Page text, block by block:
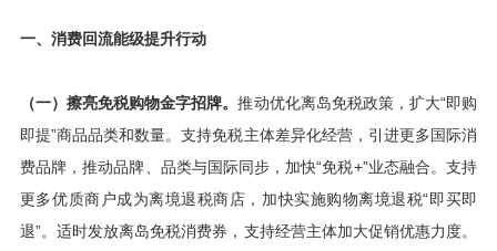
一、消费回流能级提升行动
（一）擦亮免税购物金字招牌。推动优化离岛免税政策，扩大“即购
即提”商品品类和数量。支持免税主体差异化经营，引进更多国际消
费品牌，推动品牌、品类与国际同步，加快“免税+”业态融合。支持
更多优质商户成为离境退税商店，加快实施购物离境退税“即买即
退”。适时发放离岛免税消费券，支持经营主体加大促销优惠力度。